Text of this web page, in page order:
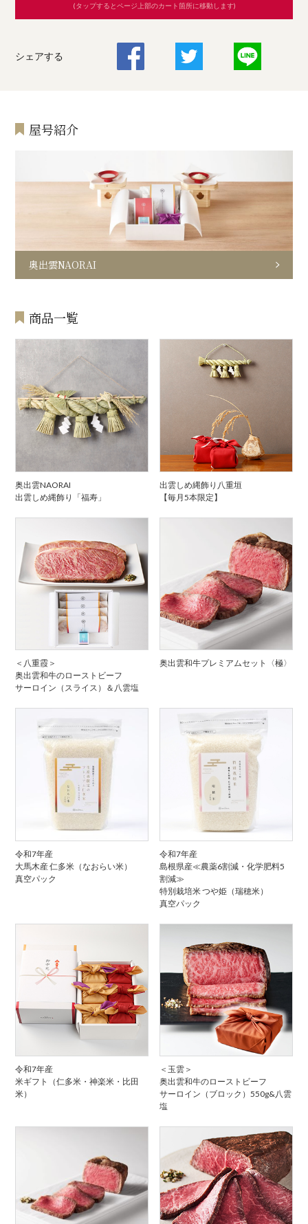
(タップするとページ上部のカート箇所に移動します)
シェアする
屋号紹介
奥出雲NAORAI
商品一覧
奥出雲NAORAI
出雲しめ縄飾り「福寿」
出雲しめ縄飾り八重垣
【毎月5本限定】
＜八重霞＞
奥出雲和牛のローストビーフ
サーロイン（スライス）＆八雲塩
奥出雲和牛プレミアムセット〈極〉
令和7年産
大馬木産 仁多米（なおらい米）
真空パック
令和7年産
島根県産≪農薬6割減・化学肥料5
割減≫
特別栽培米 つや姫（瑞穂米）
真空パック
令和7年産
米ギフト（仁多米・神楽米・比田
米）
＜玉雲＞
奥出雲和牛のローストビーフ
サーロイン（ブロック）550g&八雲
塩